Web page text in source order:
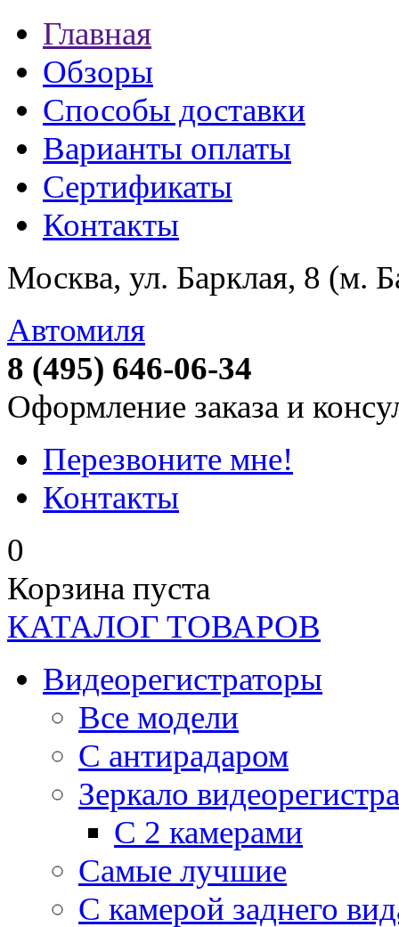
Главная
Обзоры
Способы доставки
Варианты оплаты
Сертификаты
Контакты
Москва, ул. Барклая, 8 (м.
Автомиля
8 (495) 646-06-34
Оформление заказа и
Перезвоните мне!
Контакты
0
Корзина пуста
КАТАЛОГ ТОВАРОВ
Видеорегистраторы
Все модели
C антирадаром
Зеркало
С 2 камерами
Самые лучшие
С камерой заднего